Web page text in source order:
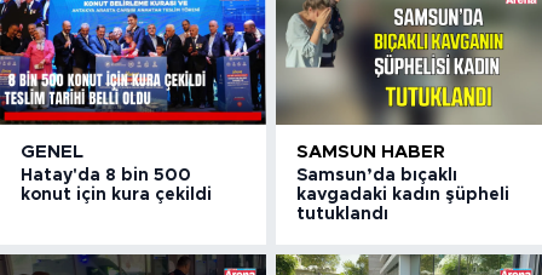
GENEL
Hatay'da 8 bin 500
konut için kura çekildi
SAMSUN HABER
Samsun’da bıçaklı
kavgadaki kadın şüpheli
tutuklandı